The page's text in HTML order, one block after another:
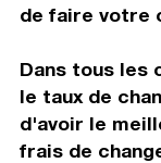
de faire votre
Dans tous les
le taux de
d'avoir le
frais de